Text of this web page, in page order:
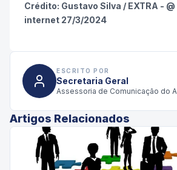
Crédito: Gustavo Silva / EXTRA -
internet 27/3/2024
ESCRITO POR
Secretaria Geral
Assessoria de Comunicação do
Artigos Relacionados